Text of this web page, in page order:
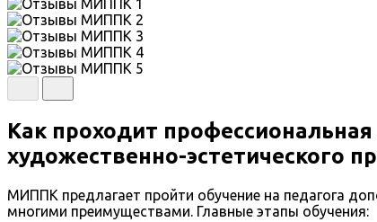
Как проходит
художественно-эстетического
МИППК предлагает пройти обучение на педагога
многими преимуществами. Главные этапы обучения: